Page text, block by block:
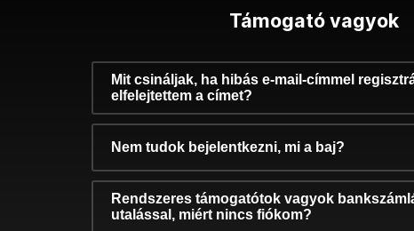
Támogató vagyok
Mit csináljak, ha hibás e-mail-címmel
elfelejtettem a címet?
Nem tudok bejelentkezni, mi a baj?
Rendszeres támogatótok vagyok
utalással, miért nincs fiókom?